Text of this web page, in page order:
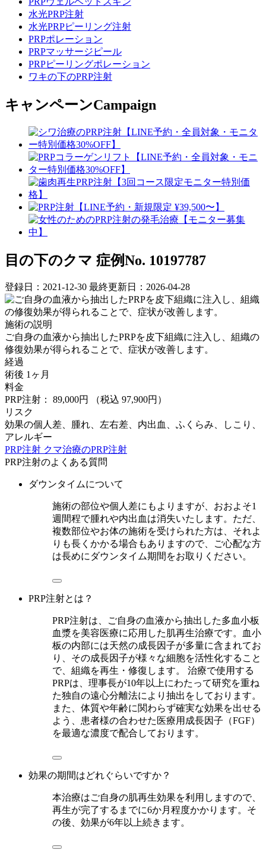
水光PRP注射
水光PRPピーリング注射
PRPポレーション
PRPマッサージピール
PRPピーリングポレーション
ワキの下のPRP注射
キャンペーンCampaign
目の下のクマ 症例No. 10197787
登録日：2021-12-30 最終更新日：2026-04-28
施術の説明
ご自身の血液から抽出したPRPを皮下組織に注入し、組織の
修復効果が得られることで、症状が改善します。
経過
術後 1ヶ月
料金
PRP注射： 89,000円
（税込 97,900円）
リスク
効果の個人差、腫れ、左右差、内出血、ふくらみ、しこり、
アレルギー
PRP注射 クマ治療のPRP注射
PRP注射のよくある質問
ダウンタイムについて
施術の部位や個人差にもよりますが、おおよそ1
週間程で腫れや内出血は消失いたします。ただ、
複数部位やお体の施術を受けられた方は、それよ
りも長くかかる場合もありますので、ご心配な方
は長めにダウンタイム期間をお取りください。
PRP注射とは？
PRP注射は、ご自身の血液から抽出した多血小板
血漿を美容医療に応用した肌再生治療です。血小
板の内部には天然の成長因子が多量に含まれてお
り、その成長因子が様々な細胞を活性化すること
で、組織を再生・修復します。 治療で使用する
PRPは、理事長が10年以上にわたって研究を重ね
た独自の遠心分離法により抽出をしております。
また、体質や年齢に関わらず確実な効果を出せる
よう、患者様の合わせた医療用成長因子（FGF）
を最適な濃度で配合しております。
効果の期間はどれぐらいですか？
本治療はご自身の肌再生効果を利用しますので、
再生が完了するまでに6か月程度かかります。そ
の後、効果が6年以上続きます。